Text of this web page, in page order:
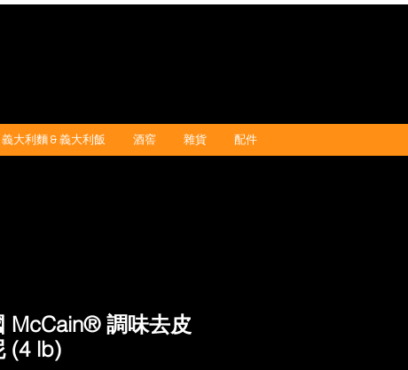
義大利麵 & 義大利飯 酒窖 雜貨 配件
McCain® 調味去皮
(4 lb)